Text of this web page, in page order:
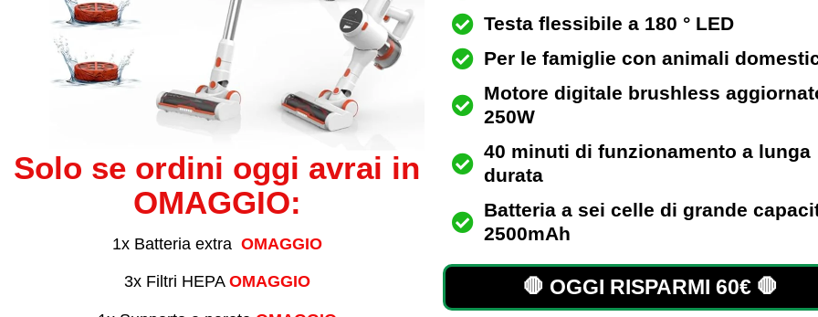
Solo se ordini oggi avrai in
OMAGGIO:
1x Batteria extra OMAGGIO
3x Filtri HEPA OMAGGIO
Testa flessibile a 180 ° LED
Per le famiglie con animali
Motore digitale brushless
250W
40 minuti di funzionamento a lunga
durata
Batteria a sei celle di grande
2500mAh
🛑 OGGI RISPARMI 60€ 🛑